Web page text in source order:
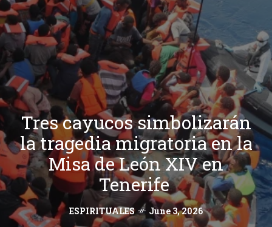
Tres cayucos simbolizarán
la tragedia migratoria en la
Misa de León XIV en
Tenerife
ESPIRITUALES June 3, 2026